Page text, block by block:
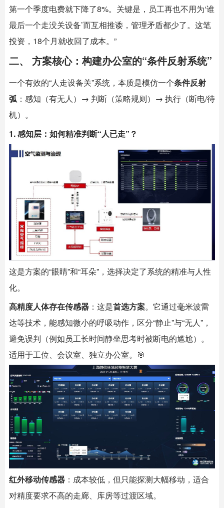
第一个季度电费就下降了8%。关键是，员工再也不用为‘谁
最后一个走没关设备’而互相推诿，管理矛盾都少了。这笔
投资，18个月就收回了成本。”
二、 方案核心：构建办公室的“条件反射系统”
一个有效的“人走设备关”系统，本质是模仿一个条件反射
弧 ：感知（有无人）→ 判断（策略规则）→ 执行（断电/待
机）。
1. 感知层：如何精准判断“人已走”？
这是方案的“眼睛”和“耳朵”，选择决定了系统的精准与人性
化。
高精度人体存在传感器 ：这是首选方案。它通过毫米波雷
达等技术，能感知微小的呼吸动作，区分“静止”与“无人”，
避免误判（例如员工长时间静坐思考时被断电的尴尬）。
适用于工位、会议室、独立办公室。🎯
红外移动传感器 ：成本较低，但只能探测大幅移动，适合
对精度要求不高的走廊、库房等过渡区域。